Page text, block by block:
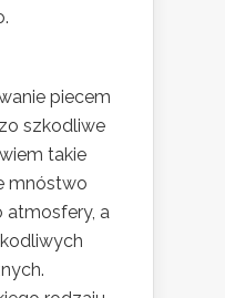
piecem
szkodliwe
takie
mnóstwo
atmosfery, a